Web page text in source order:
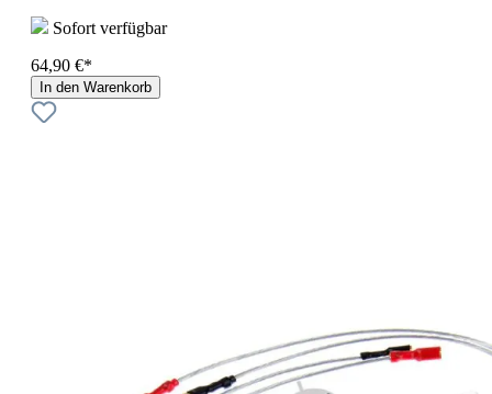
Sofort verfügbar
64,90 €*
In den Warenkorb